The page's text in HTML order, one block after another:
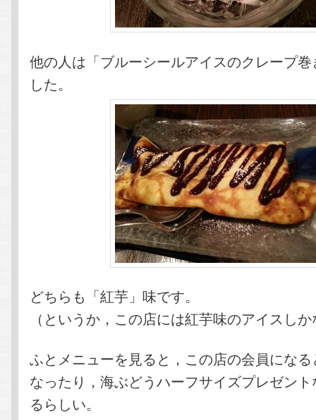
他の人は「ブルーシールアイスのクレープ
した。
どちらも「紅芋」味です。
（というか，この店には紅芋味のアイスし
ふとメニューを見ると，この店の会員にな
なったり，海ぶどうハーフサイズプレゼン
るらしい。